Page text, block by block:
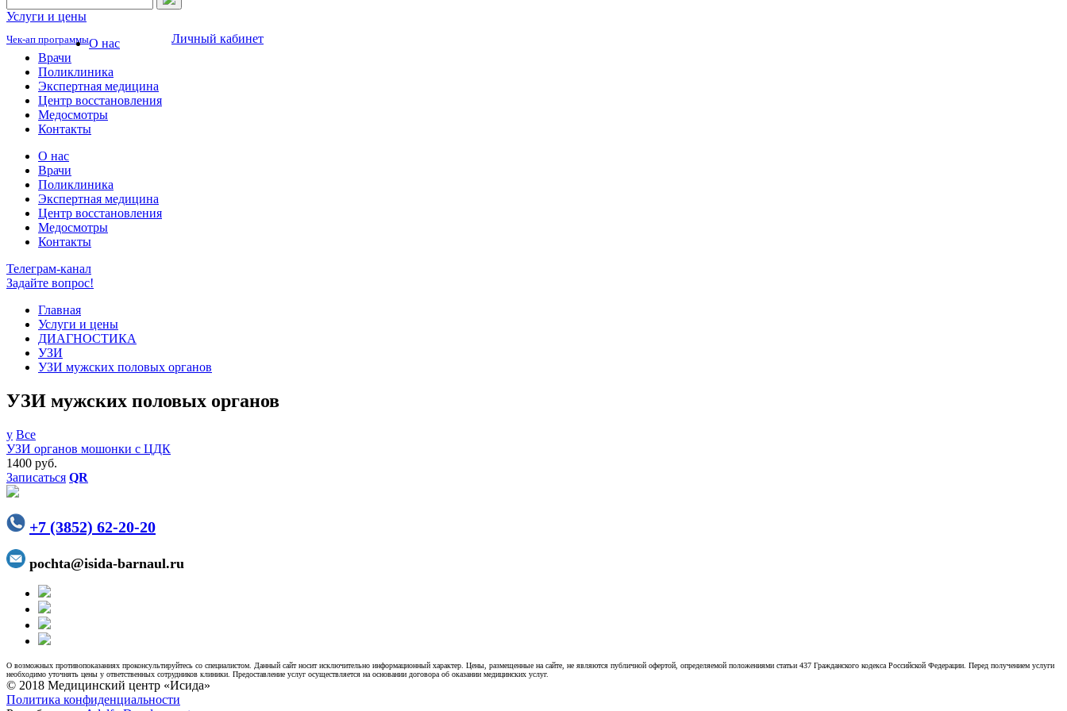
Услуги и цены
Чек-ап программы Личный кабинет
О нас
Врачи
Поликлиника
Экспертная медицина
Центр восстановления
Медосмотры
Контакты
О нас
Врачи
Поликлиника
Экспертная медицина
Центр восстановления
Медосмотры
Контакты
Телеграм-канал
Задайте вопрос!
Главная
Услуги и цены
ДИАГНОСТИКА
УЗИ
УЗИ мужских половых органов
УЗИ мужских половых органов
у Все
УЗИ органов мошонки с ЦДК
1400 руб.
Записаться QR
+7 (3852) 62-20-20
pochta@isida-barnaul.ru
О возможных противопоказаниях проконсультируйтесь со специалистом. Данный сайт носит исключительно информационный характер. Цены, размещенные на сайте, не являются публичной офертой, определяемой положениями статьи 437 Гражданского кодекса Российской Федерации. Перед получением услуги
необходимо уточнять цены у ответственных сотрудников клиники. Предоставление услуг осуществляется на основании договора об оказании медицинских услуг.
© 2018 Медицинский центр «Исида»
Политика конфиденциальности